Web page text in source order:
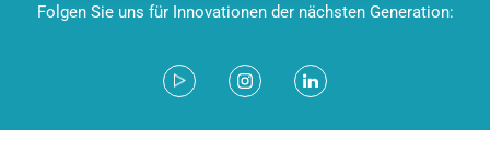
Folgen Sie uns für Innovationen der nächsten Generation: